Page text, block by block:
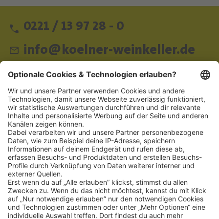
0221 / 13 97 28 - 0
info@koelner-weinkeller.de
Schnellzugriff
ZAHLUNGSMETHODEN
SOCIAL
NEWSLETTER
BESUCHEN SIE UNS